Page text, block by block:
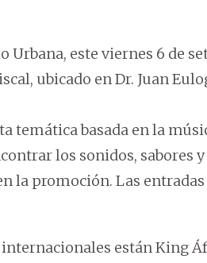
Urbana, este viernes 6 de
ubicado en Dr. Juan
temática basada en la
los sonidos, sabores
la promoción. Las entradas
están King